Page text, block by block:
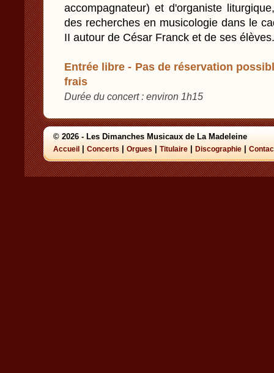
accompagnateur) et d'organiste
des recherches en musicologie dans le
II autour de César Franck et de ses élèves.
Entrée libre - Pas de réservation
frais
Durée du concert : environ 1h15
© 2026 - Les Dimanches Musicaux de La Madeleine
Accueil Concerts Orgues Titulaire Discographie